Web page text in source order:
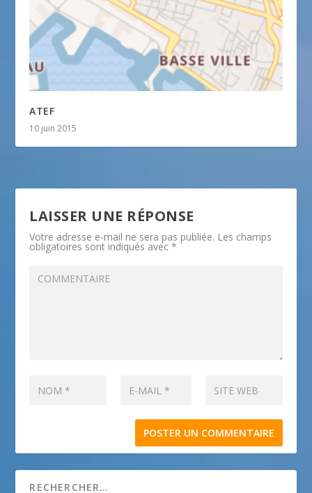
ATEF
10 juin 2015
LAISSER UNE RÉPONSE
Votre adresse e-mail ne sera pas publiée. Les champs
obligatoires sont indiqués avec*